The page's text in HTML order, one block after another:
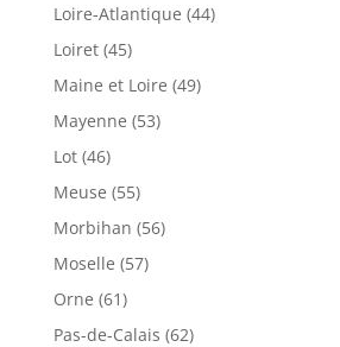
Loire-Atlantique (44)
Loiret (45)
Maine et Loire (49)
Mayenne (53)
Lot (46)
Meuse (55)
Morbihan (56)
Moselle (57)
Orne (61)
Pas-de-Calais (62)